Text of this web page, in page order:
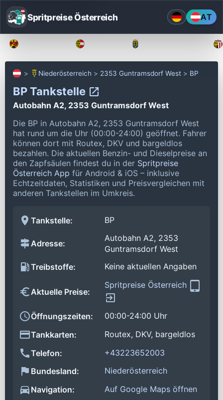
Spritpreise Österreich AT
Niederösterreich 2353 Guntramsdorf West BP
BP Tankstelle
Autobahn A2, 2353 Guntramsdorf West
Die BP in Autobahn A2, 2353 Guntramsdorf West
hat rund um die Uhr (00:00-24:00) geöffnet. Fahrer
können dort mit Routex, DKV und bargeldlos
bezahlen. Die aktuellen Benzin- und Dieselpreise an
den Zapfsäulen findest du in der Spritpreise
Österreich App für Android & iOS – inklusive
Echtzeitdaten, Statistiken und Preisvergleichen mit
anderen Tankstellen im Umkreis.
Tankstelle: BP
Adresse:
Autobahn A2, 2353
Guntramsdorf West
Treibstoffe:
Keine aktuellen Angaben
Aktuelle Preise:
Spritpreise Österreich
Öffnungszeiten:
00:00-24:00 Uhr
Tankkarten:
Routex, DKV, bargeldlos
Telefon:
+43223652003
Bundesland:
Niederösterreich
Navigation:
Auf Google Maps öffnen